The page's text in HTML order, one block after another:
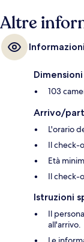
Altre
103
Arrivo/
L'orario
Il check-
Età
Il check-
Istruzioni
Il
all'arrivo.